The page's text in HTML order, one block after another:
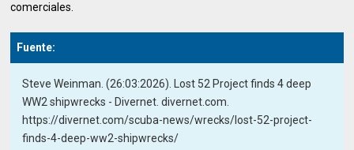
comerciales.
Fuente:
Steve Weinman. (26:03:2026). Lost 52 Project finds 4 deep
WW2 shipwrecks - Divernet. divernet.com.
https://divernet.com/scuba-news/wrecks/lost-52-project-
finds-4-deep-ww2-shipwrecks/